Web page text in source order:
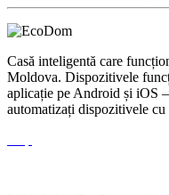
Casă inteligentă care
Moldova. Dispozitivele
aplicație pe Android și iOS
automatizați dispozitivele